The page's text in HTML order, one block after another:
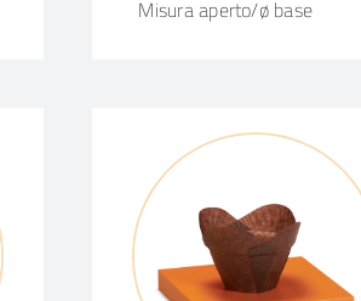
Misura aperto/ø base